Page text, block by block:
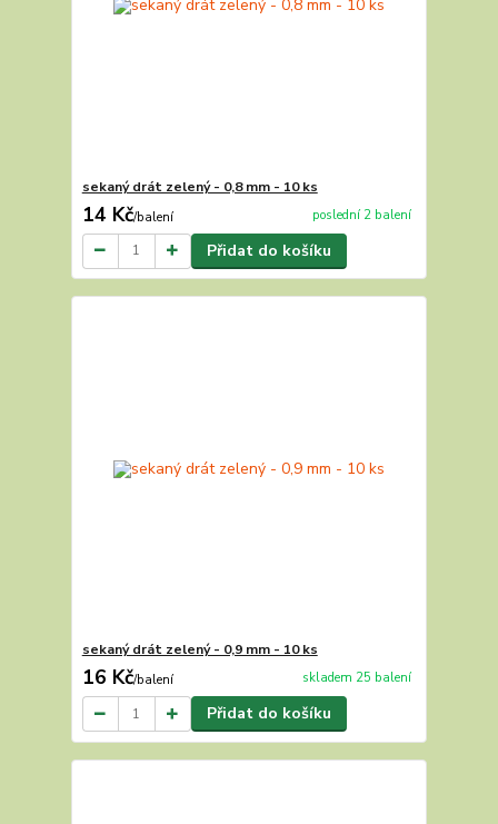
sekaný drát zelený - 0,8 mm - 10 ks
14 Kč/balení poslední 2 balení
Přidat do košíku
sekaný drát zelený - 0,9 mm - 10 ks
16 Kč/balení skladem 25 balení
Přidat do košíku